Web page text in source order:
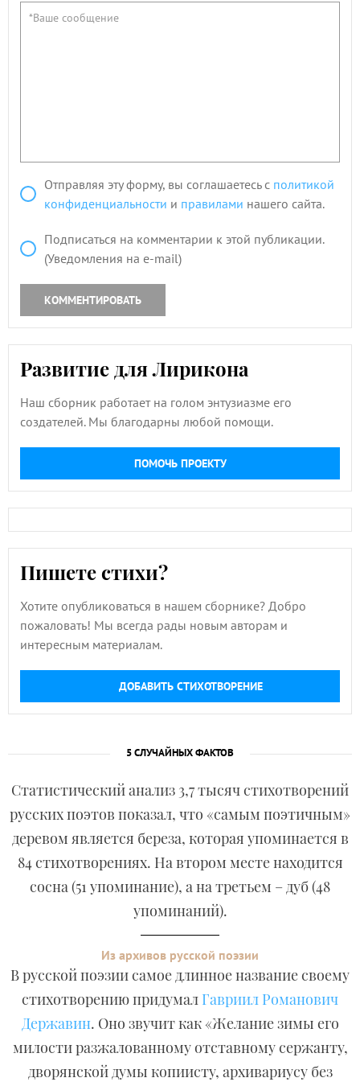
Отправляя эту форму, вы соглашаетесь с политикой
конфиденциальности и правилами нашего сайта.
Подписаться на комментарии к этой публикации.
(Уведомления на e-mail)
КОММЕНТИРОВАТЬ
Развитие для Лирикона
Наш сборник работает на голом энтузиазме его
создателей. Мы благодарны любой помощи.
ПОМОЧЬ ПРОЕКТУ
Пишете стихи?
Хотите опубликоваться в нашем сборнике? Добро
пожаловать! Мы всегда рады новым авторам и
интересным материалам.
ДОБАВИТЬ СТИХОТВОРЕНИЕ
5 СЛУЧАЙНЫХ ФАКТОВ
Статистический анализ 3,7 тысяч стихотворений
русских поэтов показал, что «самым поэтичным»
деревом является береза, которая упоминается в
84 стихотворениях. На втором месте находится
сосна (51 упоминание), а на третьем – дуб (48
упоминаний).
Из архивов русской поэзии
В русской поэзии самое длинное название своему
стихотворению придумал Гавриил Романович
Державин. Оно звучит как «Желание зимы его
милости разжалованному отставному сержанту,
дворянской думы копиисту, архивариусу без